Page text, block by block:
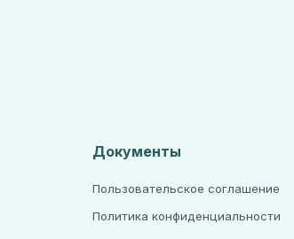
Документы
Пользовательское соглашение
Политика конфиденциальности